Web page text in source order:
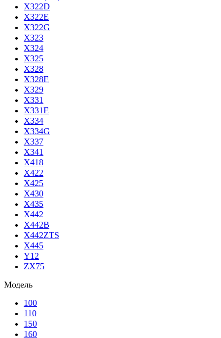
X322D
X322E
X322G
X323
X324
X325
X328
X328E
X329
X331
X331E
X334
X334G
X337
X341
X418
X422
X425
X430
X435
X442
X442B
X442ZTS
X445
Y12
ZX75
Модель
100
110
150
160